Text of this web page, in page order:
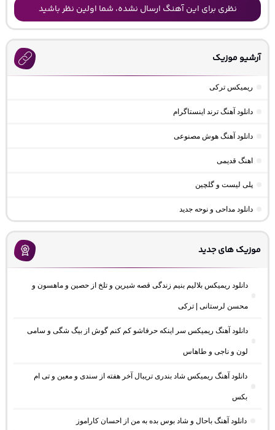
نظری برای این آهنگ ارسال نشده، شما اولین نظر باشید
آرشیو موزیک
ریمیکس ترکی
دانلود آهنگ ترند اینستاگرام
دانلود آهنگ هوش مصنوعی
اهنگ قدیمی
پلی لیست و گلچین
دانلود مداحی و نوحه جدید
موزیک های جدید
دانلود ریمیکس بلالیم بنیم زندگی قصه شیرین و تلخ از حصین و ماهسون و
محسن لرستانی | ترکی
دانلود آهنگ ریمیکس سر اینکه حرفاشو کم کنم گوش از بیگ شگی و سامی
لون و ناجی و طاهاس
دانلود آهنگ ریمیکس شاد بندری تریبال آخر هفته از سندی و معین و تی ام
بکس
دانلود آهنگ باحال و شاد بوس بده به من از احسان کاراموز